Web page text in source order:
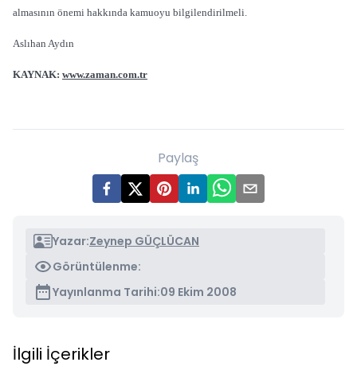
almasının önemi hakkında kamuoyu bilgilendirilmeli.
Aslıhan Aydın
KAYNAK: www.zaman.com.tr
Paylaş
Yazar:Zeynep GÜÇLÜCAN
Görüntülenme:
Yayınlanma Tarihi:09 Ekim 2008
İlgili İçerikler